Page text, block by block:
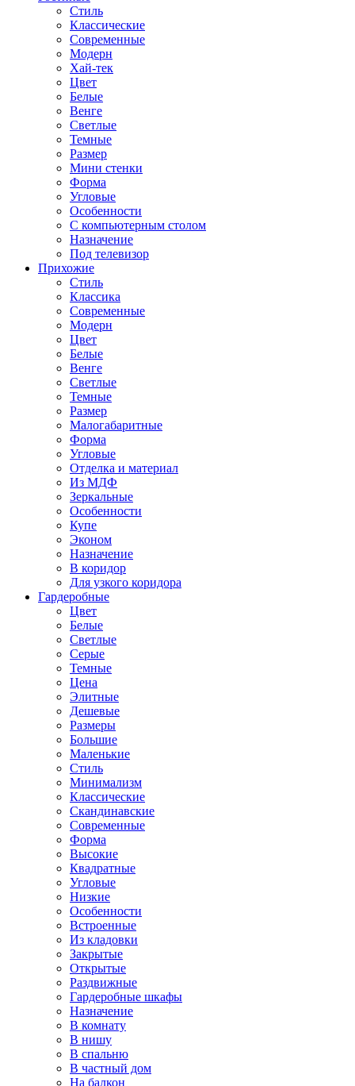
Стиль
Классические
Современные
Модерн
Хай-тек
Цвет
Белые
Венге
Светлые
Темные
Размер
Мини стенки
Форма
Угловые
Особенности
С компьютерным столом
Назначение
Под телевизор
Прихожие
Стиль
Классика
Современные
Модерн
Цвет
Белые
Венге
Светлые
Темные
Размер
Малогабаритные
Форма
Угловые
Отделка и материал
Из МДФ
Зеркальные
Особенности
Купе
Эконом
Назначение
В коридор
Для узкого коридора
Гардеробные
Цвет
Белые
Светлые
Серые
Темные
Цена
Элитные
Дешевые
Размеры
Большие
Маленькие
Стиль
Минимализм
Классические
Скандинавские
Современные
Форма
Высокие
Квадратные
Угловые
Низкие
Особенности
Встроенные
Из кладовки
Закрытые
Открытые
Раздвижные
Гардеробные шкафы
Назначение
В комнату
В нишу
В спальню
В частный дом
На балкон